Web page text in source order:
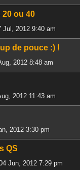
ou 40
Jul, 2012 9:40 am
de pouce :) !
2012 8:48 am
2012 11:43 am
2012 3:30 pm
QS
Jun, 2012 7:29 pm